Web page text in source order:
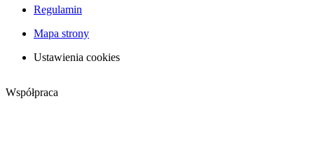
Regulamin
Mapa strony
Ustawienia cookies
Współpraca